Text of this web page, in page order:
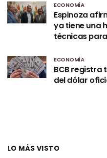
ECONOMÍA
Espinoza
ya tiene una
técnicas
ECONOMÍA
BCB registra
del dólar
LO MÁS VISTO